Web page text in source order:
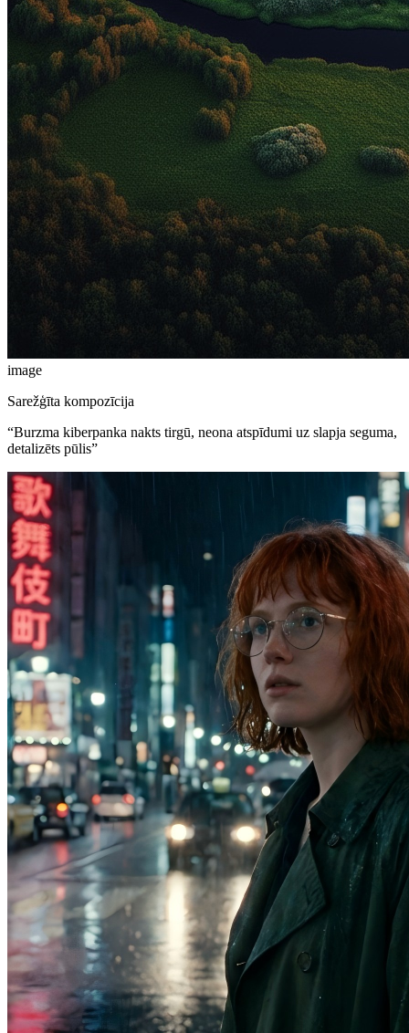
image
Sarežģīta kompozīcija
“Burzma kiberpanka nakts tirgū, neona atspīdumi uz slapja seguma,
detalizēts pūlis”